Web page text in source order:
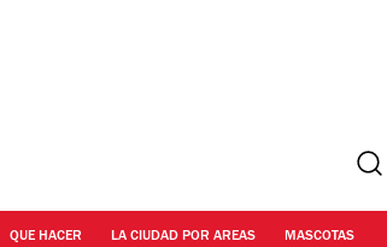
QUE HACER LA CIUDAD POR AREAS MASCOTAS